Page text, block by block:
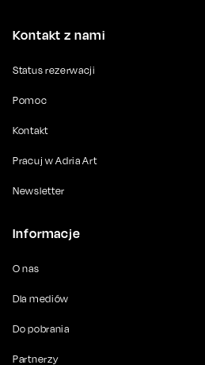
Kontakt z nami
Status rezerwacji
Pomoc
Kontakt
Pracuj w Adria Art
Newsletter
Informacje
O nas
Dla mediów
Do pobrania
Partnerzy